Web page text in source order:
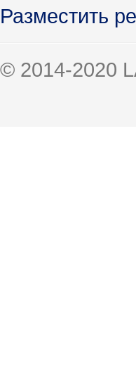
Разместить
© 2014-2020